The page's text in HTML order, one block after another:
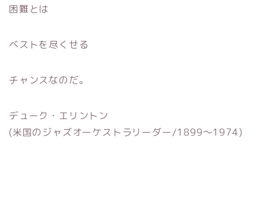
困難とは
ベストを尽くせる
チャンスなのだ。
デューク・エリントン
(米国のジャズオーケストラリーダー/1899〜1974)